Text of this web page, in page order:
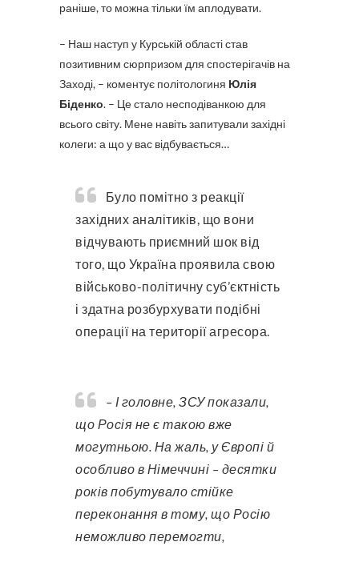
раніше, то можна тільки їм аплодувати.
– Наш наступ у Курській області став
позитивним сюрпризом для спостерігачів на
Заході, – коментує політологиня Юлія
Біденко. – Це стало несподіванкою для
всього світу. Мене навіть запитували західні
колеги: а що у вас відбувається…
Було помітно з реакції
західних аналітиків, що вони
відчувають приємний шок від
того, що Україна проявила свою
військово-політичну суб’єктність
і здатна розбурхувати подібні
операції на території агресора.
– І головне, ЗСУ показали,
що Росія не є такою вже
могутньою. На жаль, у Європі й
особливо в Німеччині – десятки
років побутувало стійке
переконання в тому, що Росію
неможливо перемогти,